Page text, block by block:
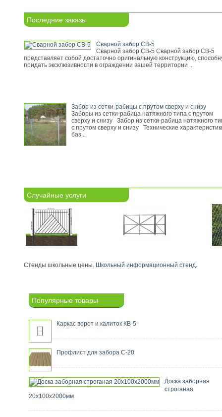
Последние заказы
Сварной забор СВ-5
Сварной забор СВ-5 Сварной забор СВ-5
представляет собой достаточно оригинальную конструкцию,
придать эксклюзивности в ограждении вашей территории ...
Забор из сетки-рабицы с прутом сверху и снизу
Заборы из сетки-рабица натяжного типа с прутом
сверху и снизу Забор из сетки-рабица натяжного
с прутом сверху и снизу Технические
баз...
Случайные услуги
Стенды школьные цены. Школьный информационный стенд.
Популярные товары
Каркас ворот и калиток КВ-5
Профлист для забора С-20
Доска заборная
строганая
20х100х2000мм